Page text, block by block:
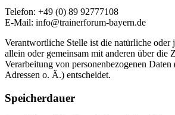
Telefon: +49 (0) 89 92777108
E-Mail: info@trainerforum-bayern.de
Verantwortliche Stelle ist die natürliche oder
allein oder gemeinsam mit anderen über die
Verarbeitung von personenbezogenen
Adressen o. Ä.) entscheidet.
Speicherdauer